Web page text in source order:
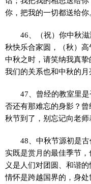
你，把我的一切都送给你
46、（祝）你中秋
秋快乐合家圆，（秋）
中秋之时，请笑纳我真
我们的关系也和中秋的月
47、曾经的教室里
否还有那难忘的身影？
秋节到了，别忘记向老师
48、中秋节源初是
实既是赏月的最佳季节
义是人们对团圆、和谐
情怀是跨越国界的，身